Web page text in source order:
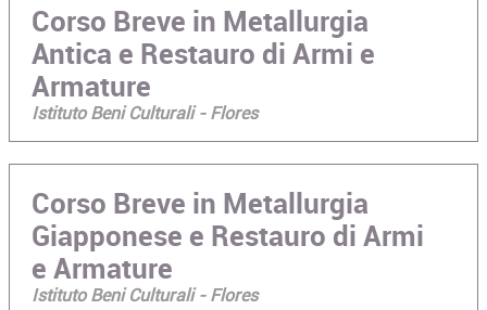
Corso Breve in Metallurgia
Antica e Restauro di Armi e
Armature
Istituto Beni Culturali - Flores
Corso Breve in Metallurgia
Giapponese e Restauro di Armi
e Armature
Istituto Beni Culturali - Flores